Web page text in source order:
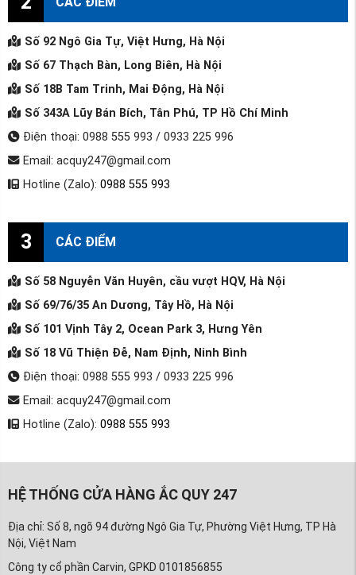
Số 92 Ngô Gia Tự, Việt Hưng, Hà Nội
Số 67 Thạch Bàn, Long Biên, Hà Nội
Số 18B Tam Trinh, Mai Động, Hà Nội
Số 343A Lũy Bán Bích, Tân Phú, TP Hồ Chí Minh
Điện thoại: 0988 555 993 / 0933 225 996
Email: acquy247@gmail.com
Hotline (Zalo): 0988 555 993
3 CÁC ĐIỂM
Số 58 Nguyễn Văn Huyên, cầu vượt HQV, Hà Nội
Số 69/76/35 An Dương, Tây Hồ, Hà Nội
Số 101 Vịnh Tây 2, Ocean Park 3, Hưng Yên
Số 18 Vũ Thiện Đễ, Nam Định, Ninh Bình
Điện thoại: 0988 555 993 / 0933 225 996
Email: acquy247@gmail.com
Hotline (Zalo): 0988 555 993
HỆ THỐNG CỬA HÀNG ẮC QUY 247
Địa chỉ: Số 8, ngõ 94 đường Ngô Gia Tự, Phường Việt Hưng, TP Hà
Nội, Việt Nam
Công ty cổ phần Carvin, GPKD 0101856855